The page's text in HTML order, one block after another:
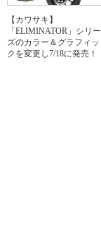
【カワサキ】
「ELIMINATOR」シリー
ズのカラー＆グラフィッ
クを変更し7/18に発売！